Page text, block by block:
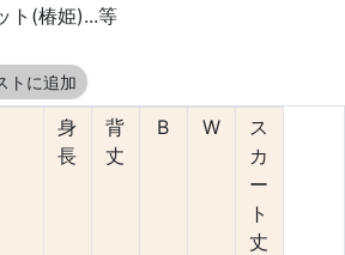
ト(椿姫)...等
トに追加
身
長
背
丈
B W
ス
カ
ー
ト
丈